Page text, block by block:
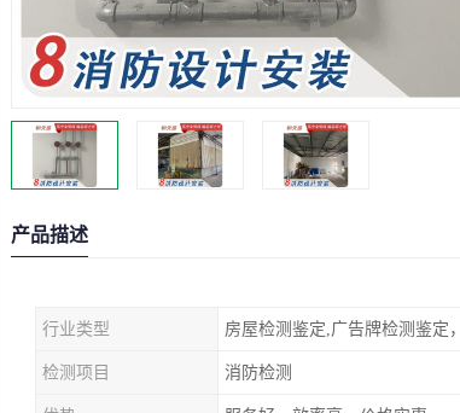
产品描述
行业类型 房屋检测鉴定,广告牌检测鉴定
检测项目 消防检测